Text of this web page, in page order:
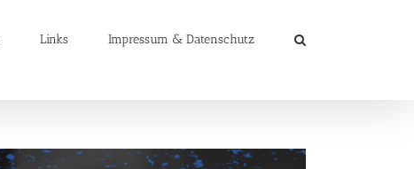
Links Impressum & Datenschutz